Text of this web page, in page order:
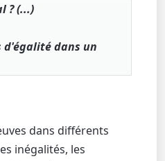
? (...)
dans un
dans différents
inégalités, les